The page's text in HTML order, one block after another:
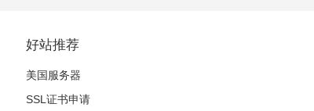
好站推荐
美国服务器
SSL证书申请